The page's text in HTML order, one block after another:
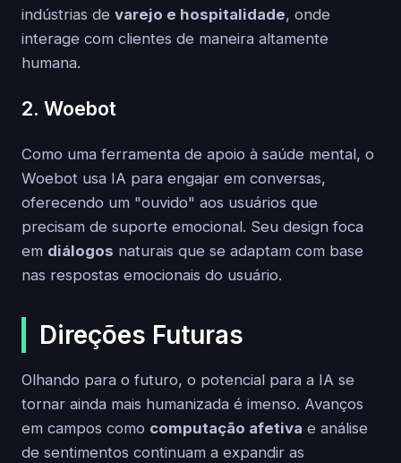
indústrias de varejo e hospitalidade, onde
interage com clientes de maneira altamente
humana.
2. Woebot
Como uma ferramenta de apoio à saúde mental, o
Woebot usa IA para engajar em conversas,
oferecendo um "ouvido" aos usuários que
precisam de suporte emocional. Seu design foca
em diálogos naturais que se adaptam com base
nas respostas emocionais do usuário.
Direções Futuras
Olhando para o futuro, o potencial para a IA se
tornar ainda mais humanizada é imenso. Avanços
em campos como computação afetiva e análise
de sentimentos continuam a expandir as